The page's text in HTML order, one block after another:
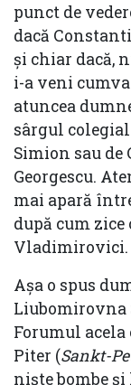
punct de
dacă
și chiar dacă,
i-a veni
atuncea
sârgul
Simion sau
Georgescu.
mai apară
după cum
Vladimirovici.
Așa o spus
Liubomirovna
Forumul
Piter (Sankt-
niște bombe și